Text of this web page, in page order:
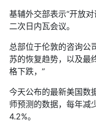
基辅外交部表示“开放
二次日内瓦会议。
总部位于伦敦的咨询公
苏的恢复趋势，以及最
格下跌，”
今天公布的最新美国数
师预测的数据，每年减
4.2%。